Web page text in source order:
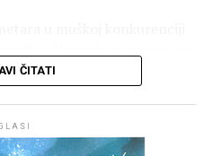
je Jakov Sorić
Dario Linardićiz TK Rival
ČITATI